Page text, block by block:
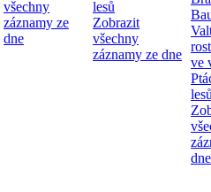
všechny
záznamy ze
dne
lesů
Zobrazit
všechny
záznamy ze dne
ve
dne